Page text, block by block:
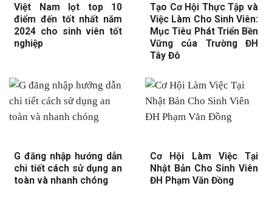
Việt Nam lọt top 10
điểm đến tốt nhất năm
2024 cho sinh viên tốt
nghiệp
Tạo Cơ Hội Thực Tập và
Việc Làm Cho Sinh Viên:
Mục Tiêu Phát Triển Bền
Vững của Trường ĐH
Tây Đô
G đăng nhập hướng dẫn
chi tiết cách sử dụng an
toàn và nhanh chóng
Cơ Hội Làm Việc Tại
Nhật Bản Cho Sinh Viên
ĐH Phạm Văn Đồng